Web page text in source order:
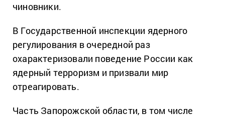
чиновники.
В Государственной инспекции ядерного
регулирования в очередной раз
охарактеризовали поведение России как
ядерный терроризм и призвали мир
отреагировать.
Часть Запорожской области, в том числе